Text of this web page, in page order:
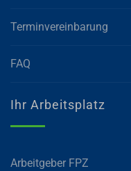
Terminvereinbarung
FAQ
Ihr Arbeitsplatz
Arbeitgeber FPZ